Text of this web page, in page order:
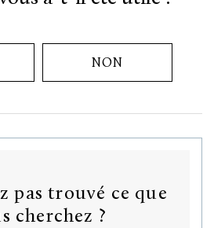
NON
pas trouvé ce que
cherchez ?